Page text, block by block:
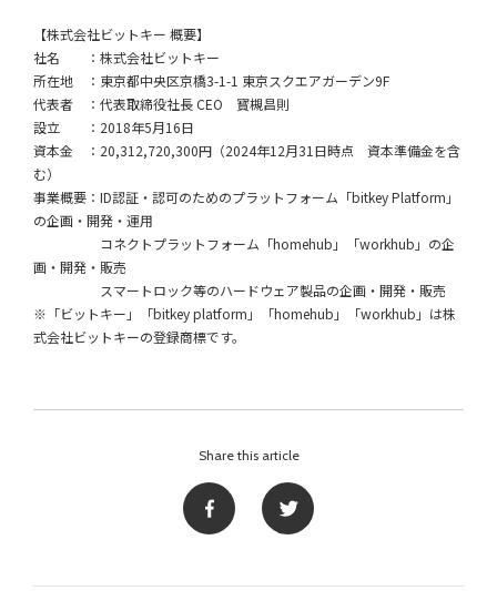
【株式会社ビットキー 概要】
社名 ：株式会社ビットキー
所在地 ：東京都中央区京橋3-1-1 東京スクエアガーデン9F
代表者 ：代表取締役社長 CEO 寳槻昌則
設立 ：2018年5月16日
資本金 ：20,312,720,300円（2024年12月31日時点 資本準備金を含
む）
事業概要：ID認証・認可のためのプラットフォーム「bitkey Platform」
の企画・開発・運用
コネクトプラットフォーム「homehub」「workhub」の企
画・開発・販売
スマートロック等のハードウェア製品の企画・開発・販売
※「ビットキー」「bitkey platform」「homehub」「workhub」は株
式会社ビットキーの登録商標です。
Share this article